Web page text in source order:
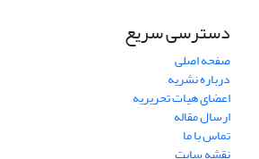
دسترسی سریع
صفحه اصلی
درباره نشریه
اعضای هیات تحریریه
ارسال مقاله
تماس با ما
نقشه سایت